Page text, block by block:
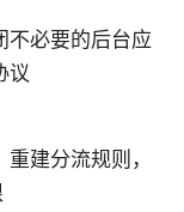
不必要的后台应
议
建分流规则，